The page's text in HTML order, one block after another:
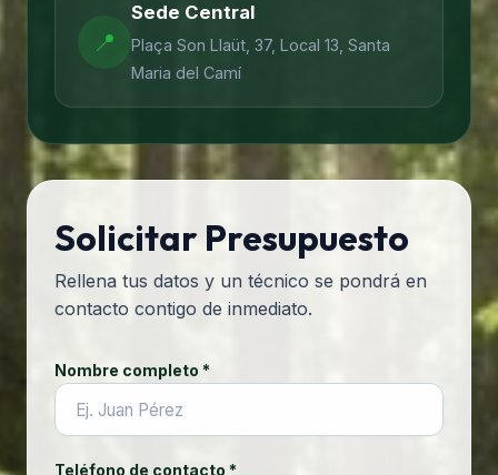
📍
Sede Central
Plaça Son Llaüt, 37, Local 13 Santa
Maria del Camí
Solicitar Presupuesto
Rellena tus datos y un técnico se pondrá en
contacto contigo de inmediato.
Nombre completo *
Teléfono de contacto *